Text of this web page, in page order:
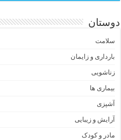
دوستان
سلامت
بارداری و زایمان
زناشویی
بیماری ها
آشپزی
آرایش و زیبایی
مادر و کودک